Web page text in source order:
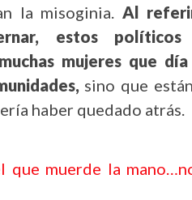
la misoginia. Al
estos
mujeres que
sino que
haber quedado atrás.
que muerde la